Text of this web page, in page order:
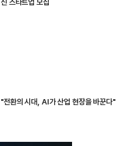
신 스타트업 모집
"전환의 시대, AI가 산업 현장을 바꾼다"